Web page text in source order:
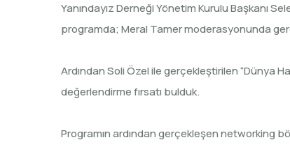
Yanındayız Derneği Yönetim Kurulu Başkanı
programda; Meral Tamer moderasyonunda
Ardından Soli Özel ile gerçekleştirilen “Dünya
değerlendirme fırsatı bulduk.
Programın ardından gerçekleşen networking